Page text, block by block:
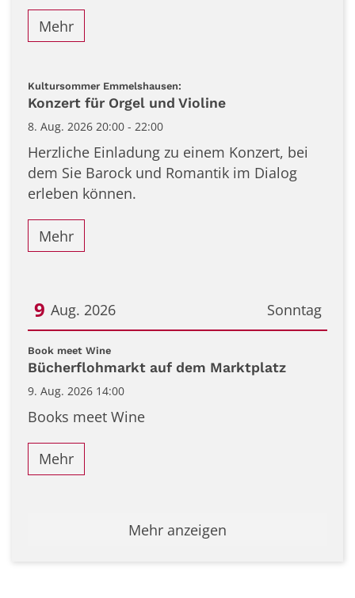
Mehr
Kultursommer Emmelshausen:
Konzert für Orgel und Violine
8. Aug. 2026 20:00 - 22:00
Herzliche Einladung zu einem Konzert, bei
dem Sie Barock und Romantik im Dialog
erleben können.
Mehr
Sonntag
9 Aug. 2026
Datum: 9. August 2026
Book meet Wine:
Bücherflohmarkt auf dem Marktplatz
9. Aug. 2026 14:00
Books meet Wine
Mehr
Mehr anzeigen